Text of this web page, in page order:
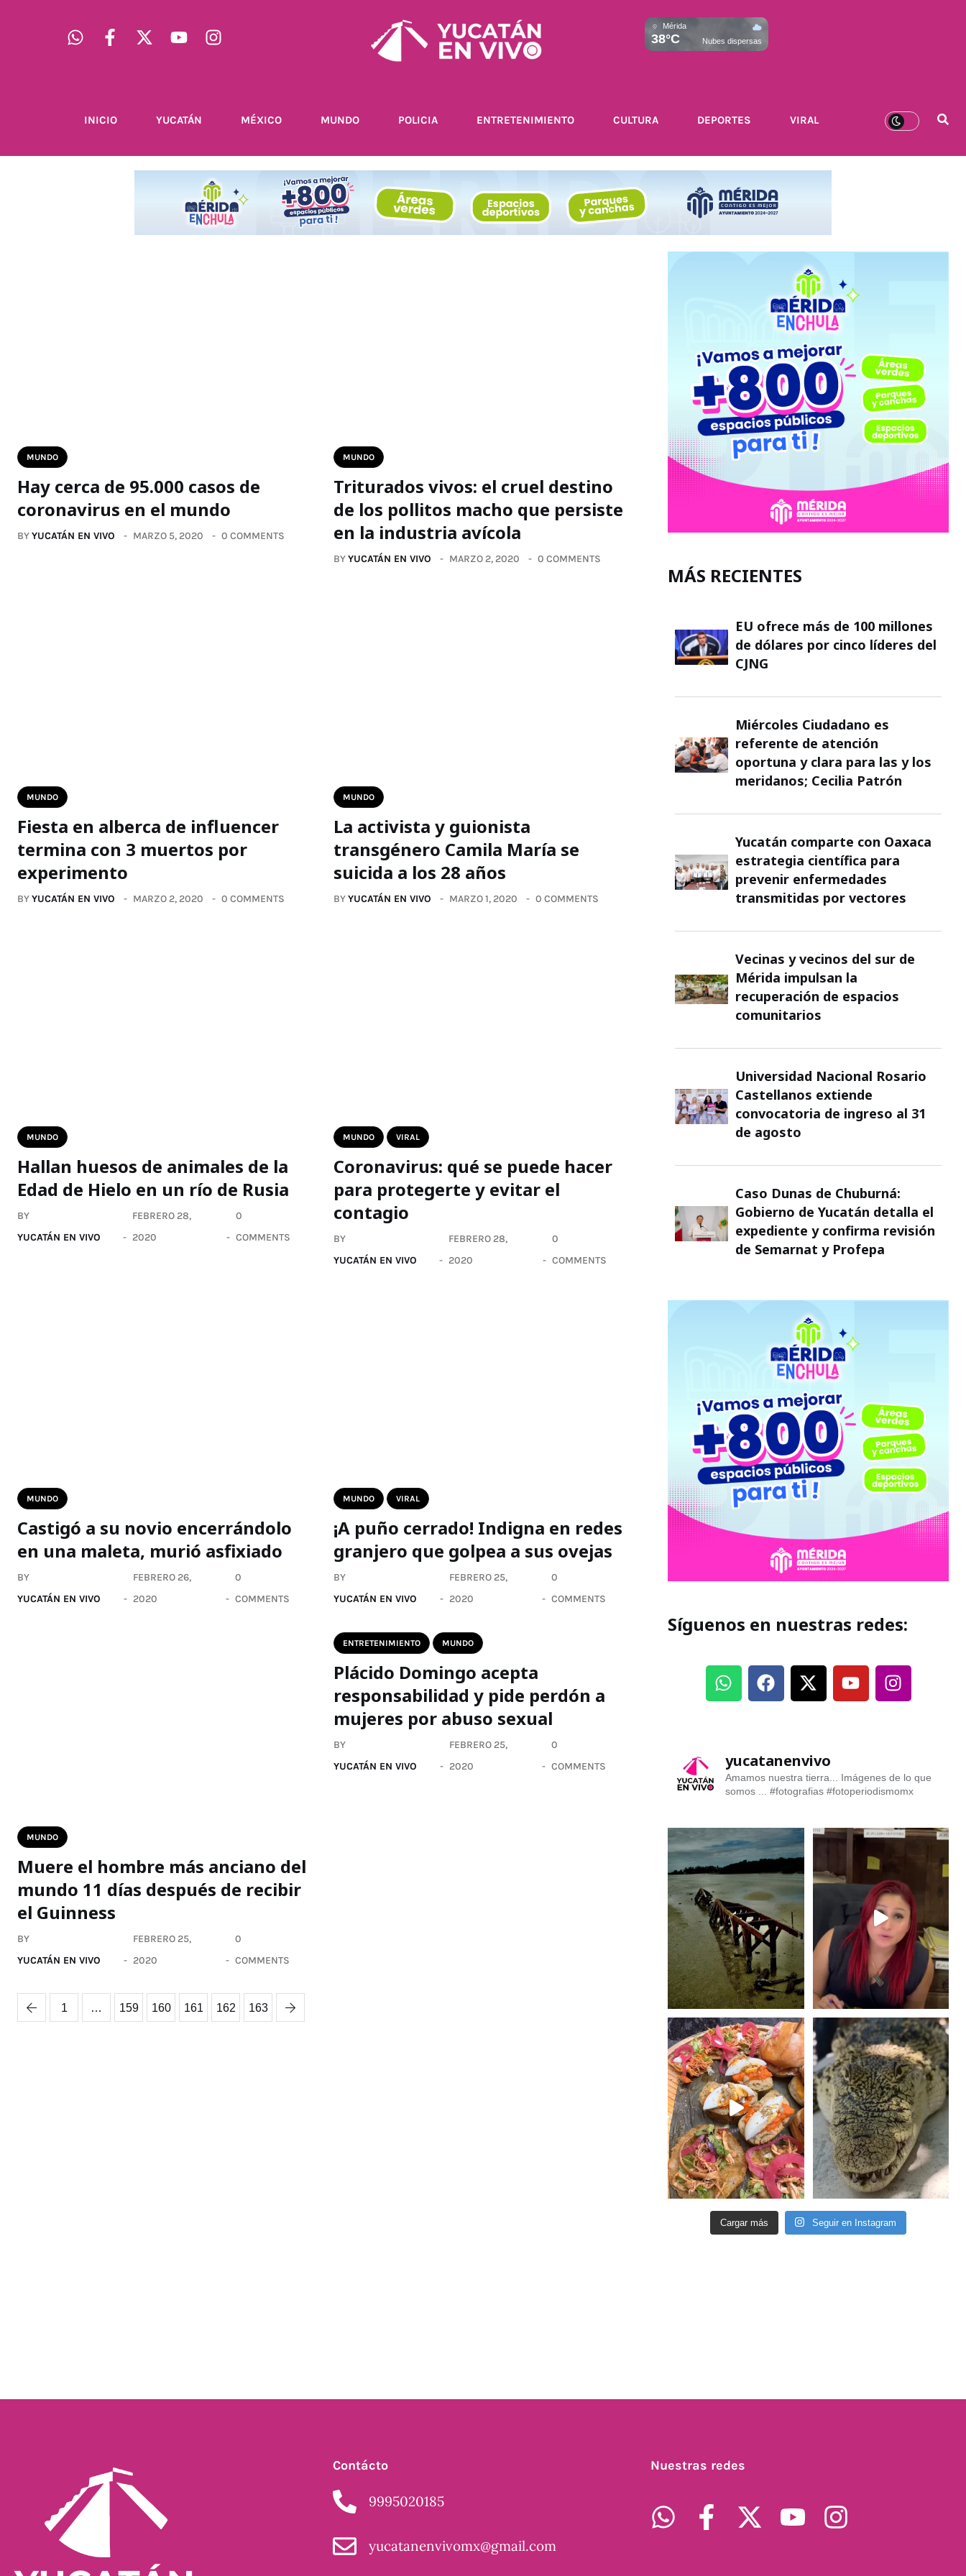
Mérida
38°C Nubes dispersas
INICIO YUCATÁN MÉXICO MUNDO POLICIA ENTRETENIMIENTO CULTURA DEPORTES VIRAL
MUNDO
Hay cerca de 95.000 casos de
coronavirus en el mundo
BYYUCATÁN EN VIVO MARZO 5, 2020 0 COMMENTS
MUNDO
Triturados vivos: el cruel destino
de los pollitos macho que persiste
en la industria avícola
BYYUCATÁN EN VIVO MARZO 2, 2020 0 COMMENTS
MUNDO
Fiesta en alberca de influencer
termina con 3 muertos por
experimento
BYYUCATÁN EN VIVO MARZO 2, 2020 0 COMMENTS
MUNDO
La activista y guionista
transgénero Camila María se
suicida a los 28 años
BYYUCATÁN EN VIVO MARZO 1, 2020 0 COMMENTS
MUNDO
Hallan huesos de animales de la
Edad de Hielo en un río de Rusia
BY
YUCATÁN EN VIVO
FEBRERO 28,
2020
0
COMMENTS
MUNDO VIRAL
Coronavirus: qué se puede hacer
para protegerte y evitar el
contagio
BY
YUCATÁN EN VIVO
FEBRERO 28,
2020
0
COMMENTS
MUNDO
Castigó a su novio encerrándolo
en una maleta, murió asfixiado
BY
YUCATÁN EN VIVO
FEBRERO 26,
2020
0
COMMENTS
MUNDO VIRAL
¡A puño cerrado! Indigna en redes
granjero que golpea a sus ovejas
BY
YUCATÁN EN VIVO
FEBRERO 25,
2020
0
COMMENTS
MUNDO
Muere el hombre más anciano del
mundo 11 días después de recibir
el Guinness
BY
YUCATÁN EN VIVO
FEBRERO 25,
2020
0
COMMENTS
ENTRETENIMIENTO MUNDO
Plácido Domingo acepta
responsabilidad y pide perdón a
mujeres por abuso sexual
BY
YUCATÁN EN VIVO
FEBRERO 25,
2020
0
COMMENTS
1 … 159 160 161 162 163
MÁS RECIENTES
EU ofrece más de 100 millones
de dólares por cinco líderes del
CJNG
Miércoles Ciudadano es
referente de atención
oportuna y clara para las y los
meridanos; Cecilia Patrón
Yucatán comparte con Oaxaca
estrategia científica para
prevenir enfermedades
transmitidas por vectores
Vecinas y vecinos del sur de
Mérida impulsan la
recuperación de espacios
comunitarios
Universidad Nacional Rosario
Castellanos extiende
convocatoria de ingreso al 31
de agosto
Caso Dunas de Chuburná:
Gobierno de Yucatán detalla el
expediente y confirma revisión
de Semarnat y Profepa
Síguenos en nuestras redes:
yucatanenvivo
Amamos nuestra tierra... Imágenes de lo que
somos ... #fotografias #fotoperiodismomx
Cargar más Seguir en Instagram
Contácto
9995020185
yucatanenvivomx@gmail.com
Nuestras redes